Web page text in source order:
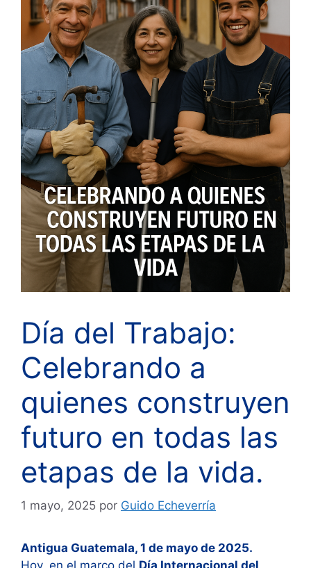
Día del Trabajo:
Celebrando a
quienes construyen
futuro en todas las
etapas de la vida.
1 mayo, 2025 por Guido Echeverría
Antigua Guatemala, 1 de mayo de 2025.